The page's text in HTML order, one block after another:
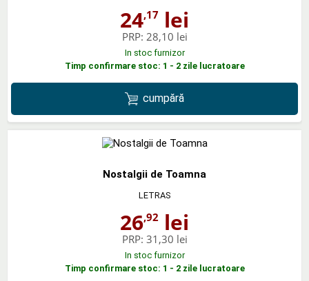
24,17 lei
PRP: 28,10 lei
In stoc furnizor
Timp confirmare stoc: 1 - 2 zile lucratoare
cumpără
Nostalgii de Toamna
LETRAS
26,92 lei
PRP: 31,30 lei
In stoc furnizor
Timp confirmare stoc: 1 - 2 zile lucratoare